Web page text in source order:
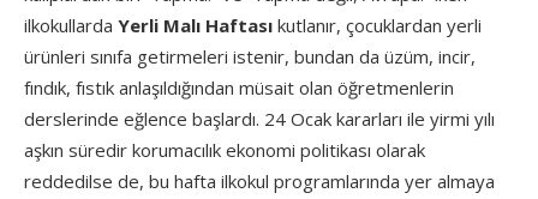
ilkokullarda Yerli Malı Haftası kutlanır, çocuklardan yerli
ürünleri sınıfa getirmeleri istenir, bundan da üzüm, incir,
fındık, fıstık anlaşıldığından müsait olan öğretmenlerin
derslerinde eğlence başlardı. 24 Ocak kararları ile yirmi yılı
aşkın süredir korumacılık ekonomi politikası olarak
reddedilse de, bu hafta ilkokul programlarında yer almaya